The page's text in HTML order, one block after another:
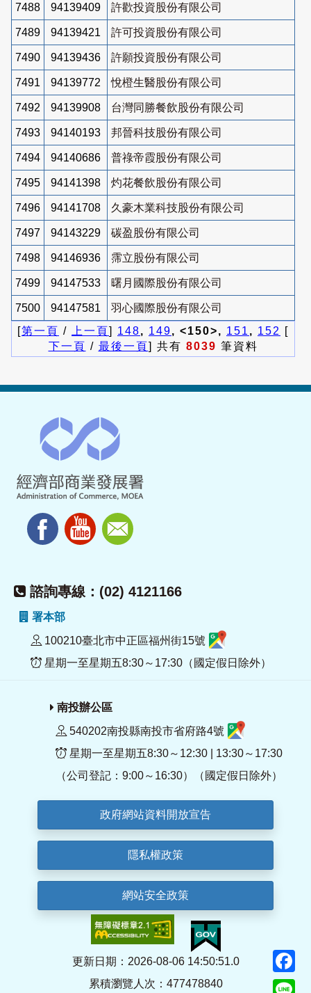
7488 94139409 許歡投資股份有限公司
7489 94139421 許可投資股份有限公司
7490 94139436 許願投資股份有限公司
7491 94139772 悅橙生醫股份有限公司
7492 94139908 台灣同勝餐飲股份有限公司
7493 94140193 邦晉科技股份有限公司
7494 94140686 普祿帝霞股份有限公司
7495 94141398 灼花餐飲股份有限公司
7496 94141708 久豪木業科技股份有限公司
7497 94143229 碳盈股份有限公司
7498 94146936 霈立股份有限公司
7499 94147533 曙月國際股份有限公司
7500 94147581
羽心國際股份有限公司
[第一頁 / 上一頁] 148, 149, <150>, 151 , 152
[
下一頁 / 最後一頁] 共有 8039 筆資料
諮詢專線：(02) 4121166
署本部
100210臺北市中正區福州街15號
星期一至星期五8:30～17:30（國定假日除外）
南投辦公區
540202南投縣南投市省府路4號
星期一至星期五8:30～12:30 | 13:30～17:30
（公司登記：9:00～16:30）（國定假日除外）
政府網站資料開放宣告
隱私權政策
網站安全政策
更新日期：2026-08-06 14:50:51.0
累積瀏覽人次：477478840